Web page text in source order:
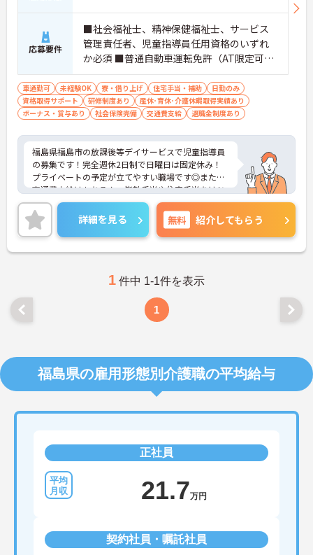
応募要件
■社会福祉士、精神保健福祉士、サービス
管理責任者、児童指導員任用資格のいずれ
か必須 ■普通自動車運転免許（AT限定可）
必須 ■経験不問
車通勤可 未経験OK 寮・借り上げ 住宅手当・補助
日勤のみ
資格取得サポート
研修制度あり
産休･育休･介護休暇取得実績あり
ボーナス・賞与あり
社会保険完備 交通費支給 退職金制度あり
福島県福島市の放課後等デイサービスで児童指導員
の募集です！完全週休2日制で日曜日は固定休み！
プライベートの予定が立てやすい職場です◎また、
交通費支給はもちろん、皆勤手当や住宅手当をはじ
めとした各種手当に加え、昇給や計4.00ヵ月分の賞
与実績ありで待遇面もばっちり！退職金制度もある
ので、安心して長く働きやすい環境が整っています
♪ご興味のある方は面接ポイントをお伝えしますの
で、お気軽にご連絡ください！
詳細を見る 無料 紹介してもらう
1 件中 1-1件を表示
1
福島県の雇用形態別介護職の平均給与
正社員
21.7万円
契約社員・嘱託社員